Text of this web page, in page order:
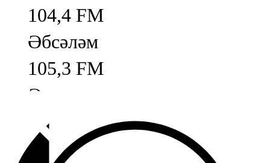
104,4 FM
Әбсәләм
105,3 FM
Әлмәт
92,9 FM
Базарлы матак